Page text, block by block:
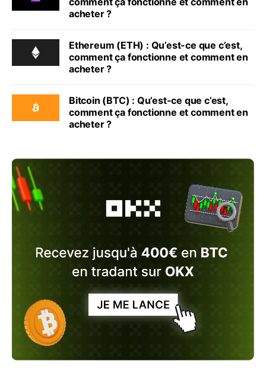
acheter ?
Ethereum (ETH) : Qu’est-ce que c’est,
comment ça fonctionne et comment en
acheter ?
Bitcoin (BTC) : Qu’est-ce que c’est,
comment ça fonctionne et comment en
acheter ?